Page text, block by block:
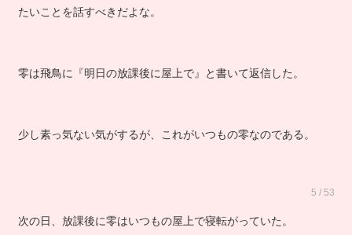
たいことを話すべきだよな。
零は飛鳥に『明日の放課後に屋上で』と書いて返信した。
少し素っ気ない気がするが、これがいつもの零なのである。
5 / 53
次の日、放課後に零はいつもの屋上で寝転がっていた。